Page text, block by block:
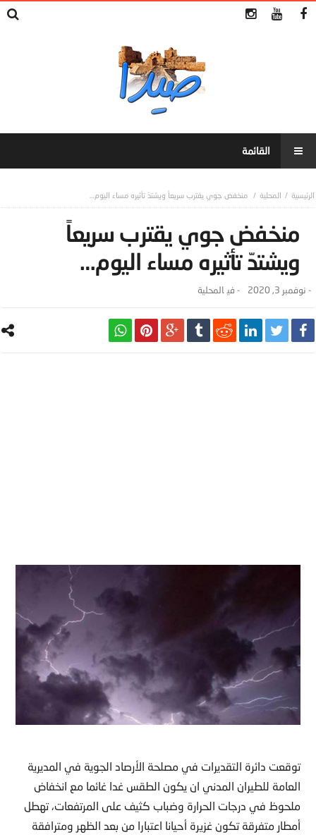
المحلية منخفض جوي يقترب سريعاً ويشتدّ تأثيره مساء اليوم…
منخفض جوي يقترب سريعاً
ويشتدّ تأثيره مساء اليوم…
- نوفمبر 3, 2020 - ‎في المحلية
توقعت دائرة التقديرات في مصلحة الأرصاد الجوية في المديرية
العامة للطيران المدني ان يكون الطقس غدا غائما مع انخفاض
ملحوظ في درجات الحرارة وضباب كثيف على المرتفعات، تهطل
أمطار متفرقة تكون غزيرة أحيانا اعتبارا من بعد الظهر ومترافقة